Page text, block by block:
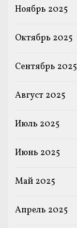
Ноябрь 2025
Октябрь 2025
Сентябрь 2025
Август 2025
Июль 2025
Июнь 2025
Май 2025
Апрель 2025